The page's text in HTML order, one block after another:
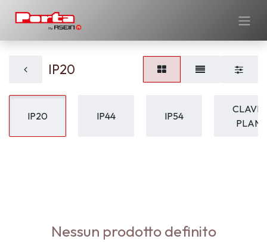
IP20
IP20 IP44 IP54
Nessun prodotto definito